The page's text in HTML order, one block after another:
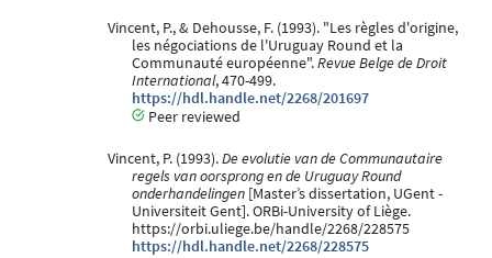
Vincent, P., & Dehousse, F. (1993). "Les règles d'origine,
les négociations de l'Uruguay Round et la
Communauté européenne".Revue Belge de Droit
International, 470-499.
https://hdl.handle.net/2268/201697
Peer reviewed
Vincent, P. (1993).De evolutie van de Communautaire
regels van oorsprong en de Uruguay Round
onderhandelingen [Master’s dissertation, UGent -
Universiteit Gent]. ORBi-University of Liège.
https://orbi.uliege.be/handle/2268/228575
https://hdl.handle.net/2268/228575